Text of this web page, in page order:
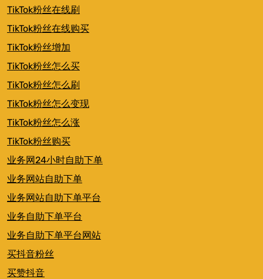
TikTok粉丝在线刷
TikTok粉丝在线购买
TikTok粉丝增加
TikTok粉丝怎么买
TikTok粉丝怎么刷
TikTok粉丝怎么变现
TikTok粉丝怎么涨
TikTok粉丝购买
业务网24小时自助下单
业务网站自助下单
业务网站自助下单平台
业务自助下单平台
业务自助下单平台网站
买抖音粉丝
买赞抖音